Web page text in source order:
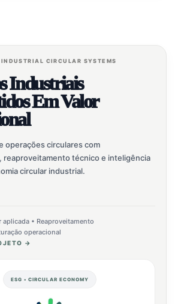
CIRCULAR SYSTEMS
Industriais
Em Valor
operações circulares com
reaproveitamento técnico e inteligência
circular industrial.
• Reaproveitamento
operacional
→
ESG • CIRCULAR ECONOMY